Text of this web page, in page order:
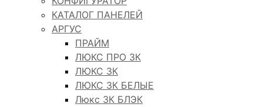
КАТАЛОГ ПАНЕЛЕЙ
АРГУС
ПРАЙМ
ЛЮКС ПРО 3К
ЛЮКС 3К
ЛЮКС 3К БЕЛЫЕ
Люкс 3К БЛЭК